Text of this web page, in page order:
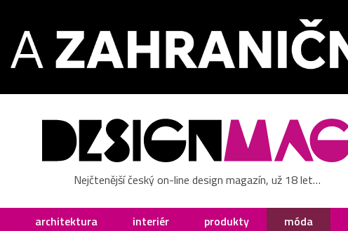
Nejčtenější český on-line design magazín, už 18 let…
architektura interiér produkty móda